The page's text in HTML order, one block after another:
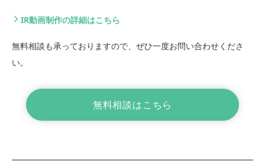
IR動画制作の詳細はこちら
無料相談も承っておりますので、ぜひ一度お問い合わせくださ
い。
無料相談はこちら